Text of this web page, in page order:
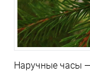
Наручные часы